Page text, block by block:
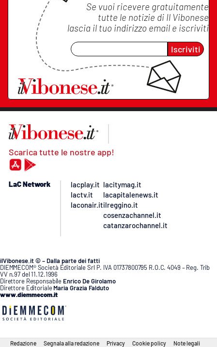
Se vuoi ricevere gratuitamente
tutte le notizie di Il Vibonese
lascia il tuo indirizzo email e iscriviti
Iscriviti
Scarica tutte le nostre app!
LaC Network
lacplay.it
lactv.it
laconair.it
lacitymag.it
lacapitalenews.it
ilreggino.it
cosenzachannel.it
catanzarochannel.it
ilVibonese.it © – Dalla parte dei fatti
DIEMMECOM® Società Editoriale Srl P. IVA 01737800795 R.O.C. 4049 – Reg. Trib
VV n.97 del 11.12.1996
Direttore Responsabile Enrico De Girolamo
Direttore Editoriale Maria Grazia Falduto
www.diemmecom.it
Redazione Segnala alla redazione Privacy Cookie policy Note legali